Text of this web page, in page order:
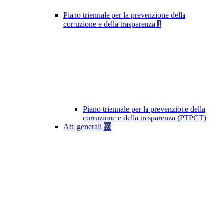
Piano triennale per la prevenzione della
corruzione e della trasparenza 1
Piano triennale per la prevenzione della
corruzione e della trasparenza (PTPCT)
Atti generali 93